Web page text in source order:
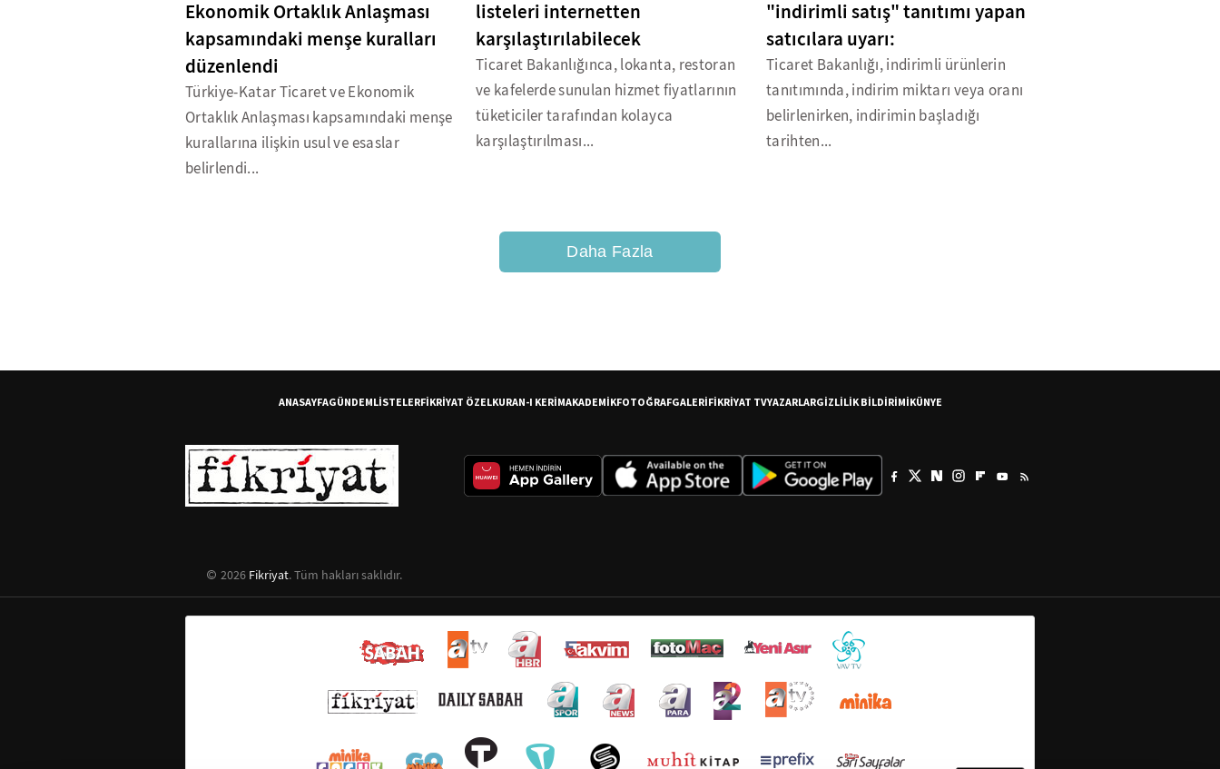
Ekonomik Ortaklık Anlaşması
kapsamındaki menşe kuralları
düzenlendi
Türkiye-Katar Ticaret ve Ekonomik
Ortaklık Anlaşması kapsamındaki menşe
kurallarına ilişkin usul ve esaslar
belirlendi...
listeleri internetten
karşılaştırılabilecek
Ticaret Bakanlığınca, lokanta, restoran
ve kafelerde sunulan hizmet fiyatlarının
tüketiciler tarafından kolayca
karşılaştırılması...
"indirimli satış" tanıtımı yapan
satıcılara uyarı:
Ticaret Bakanlığı, indirimli ürünlerin
tanıtımında, indirim miktarı veya oranı
belirlenirken, indirimin başladığı
tarihten...
Daha Fazla
ANASAYFAGÜNDEMLİSTELERFİKRİYAT ÖZELKURAN-I KERİMAKADEMİKFOTOĞRAFGALERİFİKRİYAT TVYAZARLARGİZLİLİK BİLDİRİMİKÜNYE
2026 Fikriyat. Tüm hakları saklıdır.